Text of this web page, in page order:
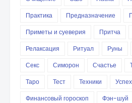
Практика
Предназначение
Приметы и суеверия
Притча
Релаксация
Ритуал Руны
Секс
Симорон Счастье
Таро
Тест Техники
Успех
Финансовый гороскоп
Фэн-шуй